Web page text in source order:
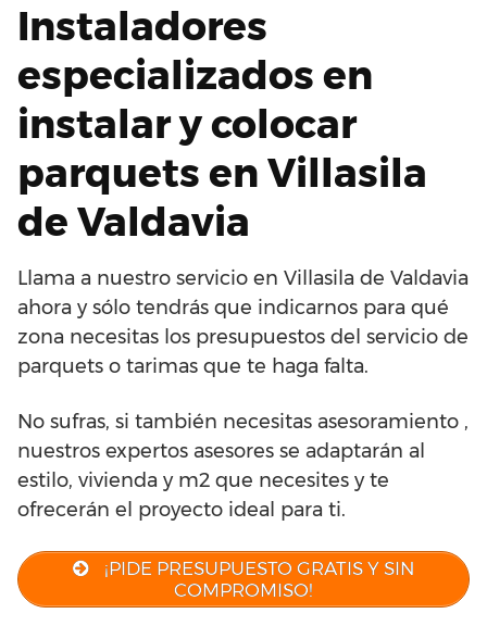
Instaladores
especializados en
instalar y colocar
parquets en Villasila
de Valdavia
Llama a nuestro servicio en Villasila de Valdavia
ahora y sólo tendrás que indicarnos para qué
zona necesitas los presupuestos del servicio de
parquets o tarimas que te haga falta.
No sufras, si también necesitas asesoramiento ,
nuestros expertos asesores se adaptarán al
estilo, vivienda y m2 que necesites y te
ofrecerán el proyecto ideal para ti.
¡PIDE PRESUPUESTO GRATIS Y SIN
COMPROMISO!